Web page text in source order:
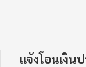
แจ้งโอนเงิน